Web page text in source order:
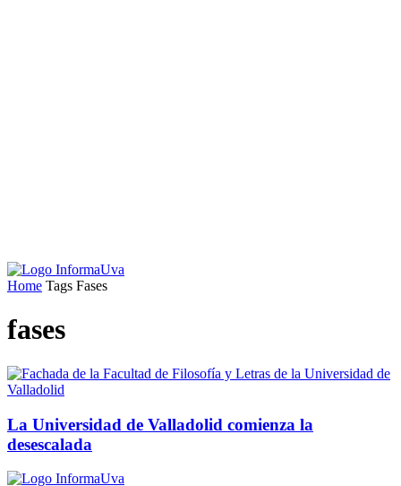
Home Tags Fases
fases
La Universidad de Valladolid comienza la
desescalada